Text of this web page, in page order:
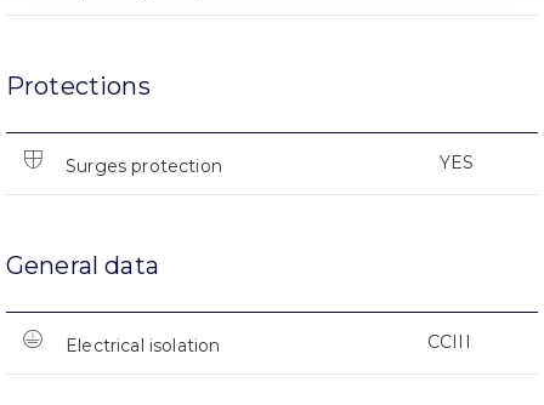
Protections
Surges protection YES
General data
Electrical isolation CCIII